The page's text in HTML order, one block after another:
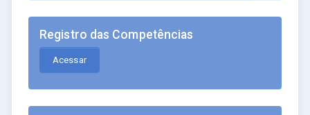
Registro das Competências
Acessar